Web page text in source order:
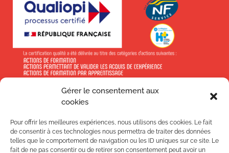
Gérer le consentement aux
cookies
Pour offrir les meilleures expériences, nous utilisons des cookies. Le fait
de consentir à ces technologies nous permettra de traiter des données
telles que le comportement de navigation ou les ID uniques sur ce site. Le
fait de ne pas consentir ou de retirer son consentement peut avoir un
En savoir +